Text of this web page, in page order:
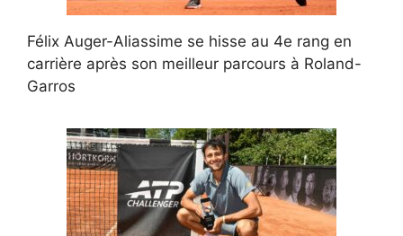
Félix Auger-Aliassime se hisse au 4e rang en
carrière après son meilleur parcours à Roland-
Garros